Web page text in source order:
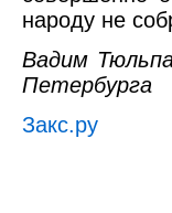
народу не
Вадим
Петербурга
Закс.ру